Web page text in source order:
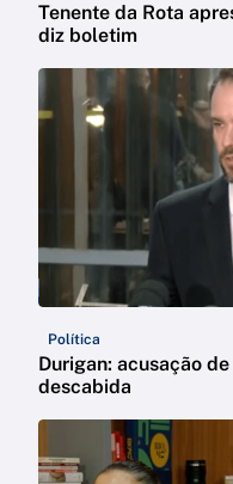
Tenente da Rota
diz boletim
Política
Durigan: acusação
descabida